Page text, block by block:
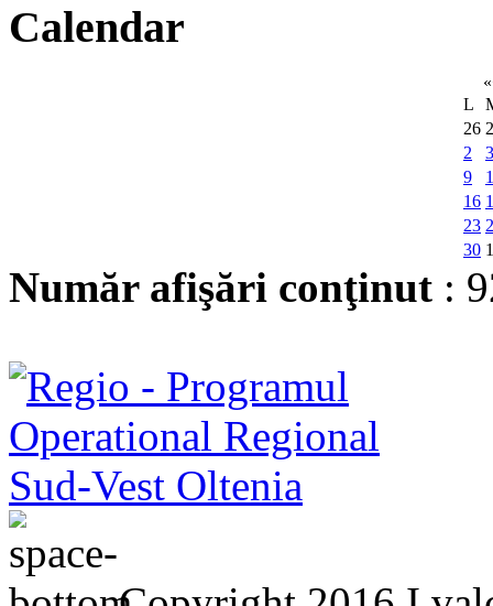
Calendar
«
L
26
2
3
9
16
23
30 1
Număr afişări conţinut :